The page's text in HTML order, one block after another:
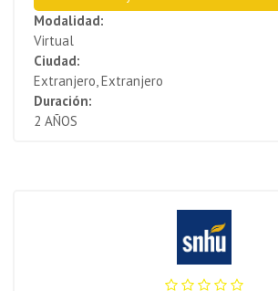
Modalidad:
Virtual
Ciudad:
Extranjero, Extranjero
Duración:
2 AÑOS